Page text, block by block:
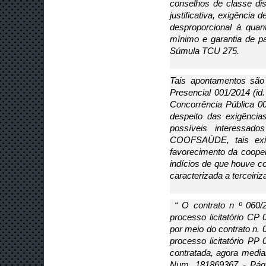
conselhos de classe
justificativa, exigência
desproporcional à
mínimo e garantia de
Súmula TCU 275.
Tais apontamentos
Presencial 001/2014
Concorrência Pública
despeito das
possíveis
COOFSAÙDE, tais
favorecimento da
indícios de que houve
caracterizada a
“ O contrato n º
processo licitatório CP
por meio do contrato n.
processo licitatório PP
contratada, agora